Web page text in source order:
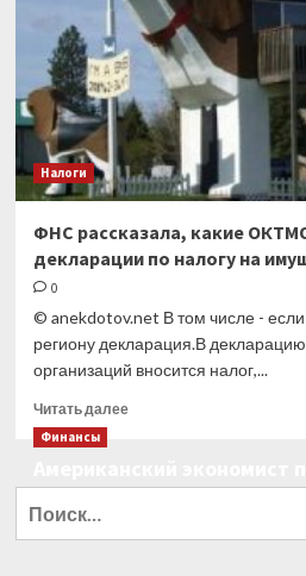
Налоги
ФНС рассказала, какие
декларации по налогу на
0
© anekdotov.net В том числе -
региону декларация.В
организаций вносится налог,...
Читать далееПрочитать
ОКТМО
Финансы
большой финансовый